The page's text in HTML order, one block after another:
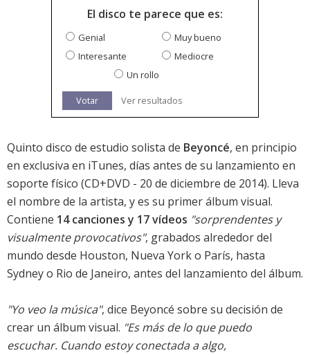
El disco te parece que es:
Genial
Muy bueno
Interesante
Mediocre
Un rollo
Votar Ver resultados
Quinto disco de estudio solista de Beyoncé, en principio
en exclusiva en iTunes, días antes de su lanzamiento en
soporte físico (CD+DVD - 20 de diciembre de 2014). Lleva
el nombre de la artista, y es su primer álbum visual.
Contiene 14 canciones y 17 vídeos "sorprendentes y
visualmente provocativos", grabados alrededor del
mundo desde Houston, Nueva York o París, hasta
Sydney o Rio de Janeiro, antes del lanzamiento del álbum.
"Yo veo la música", dice Beyoncé sobre su decisión de
crear un álbum visual. "Es más de lo que puedo
escuchar. Cuando estoy conectada a algo,